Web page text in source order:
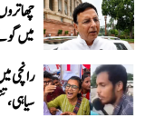
میں
رانچی
سیاہی،